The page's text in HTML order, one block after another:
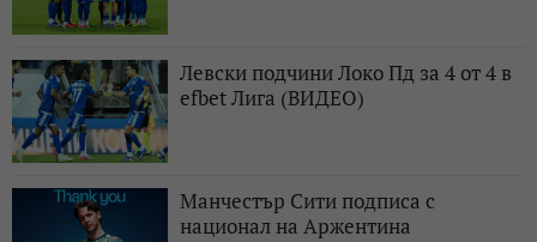
Левски подчини Локо Пд за 4 от 4 в
efbet Лига (ВИДЕО)
Манчестър Сити подписа с
национал на Аржентина